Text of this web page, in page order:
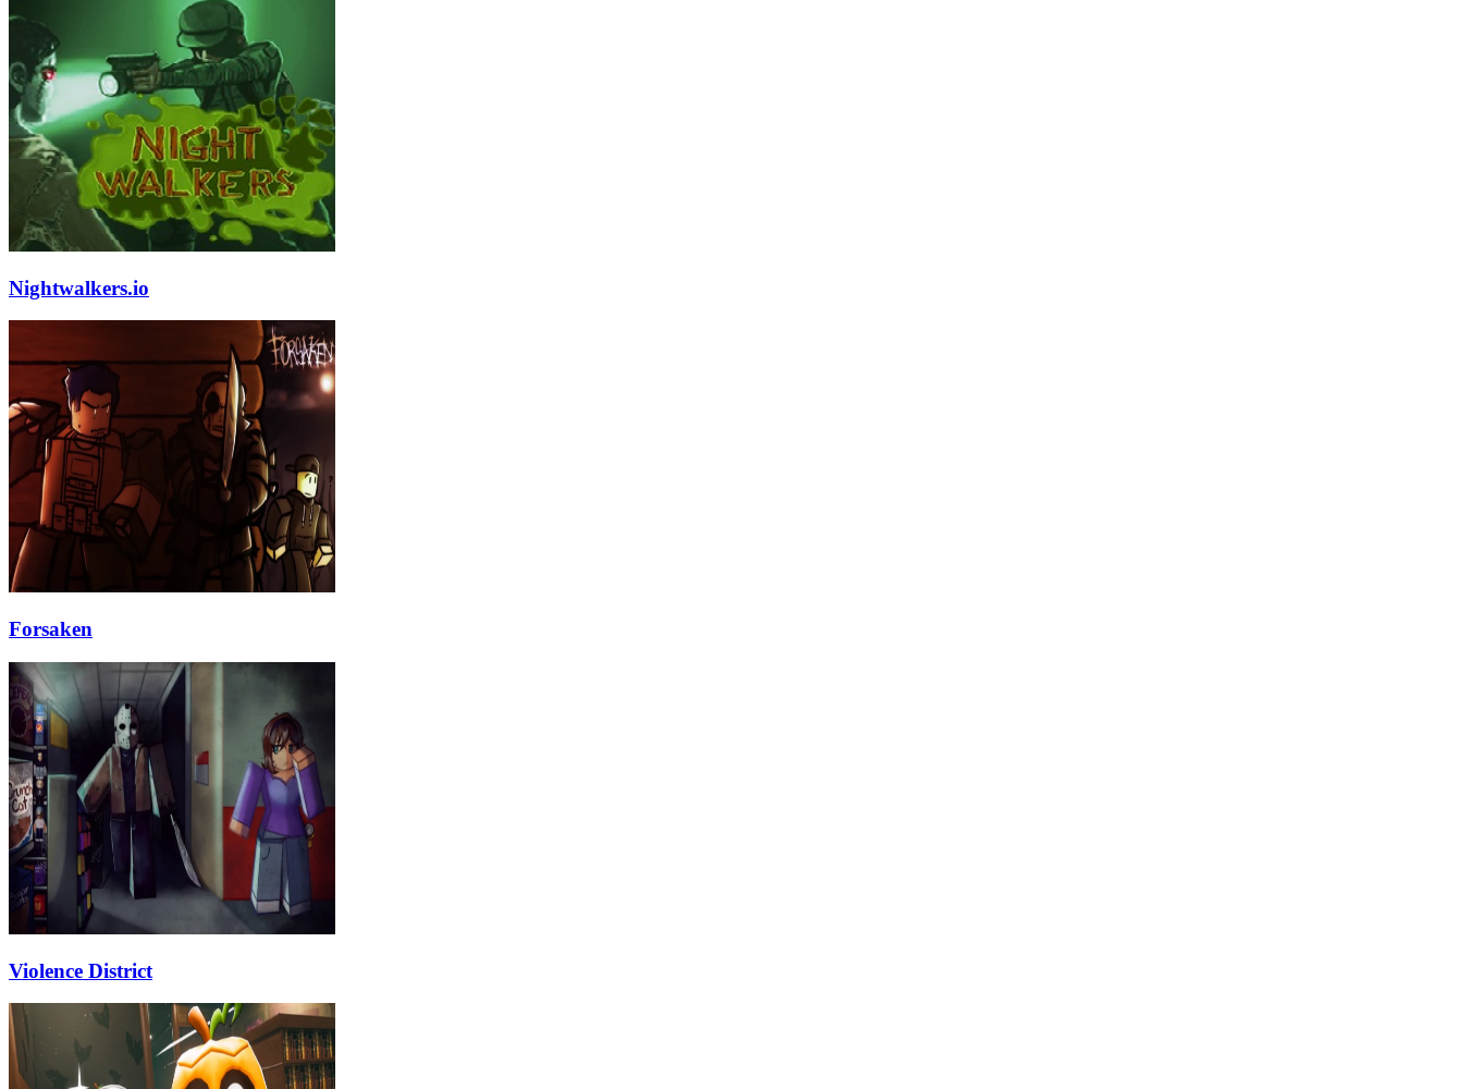
Nightwalkers.io
Forsaken
Violence District